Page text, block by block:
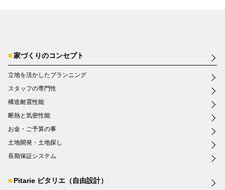
家づくりのコンセプト
立地を活かしたプランニング
スタッフの専門性
構造耐震性能
断熱と気密性能
お金・ご予算の事
土地開発・土地探し
長期保証システム
Pitarie ピタリエ（自由設計）